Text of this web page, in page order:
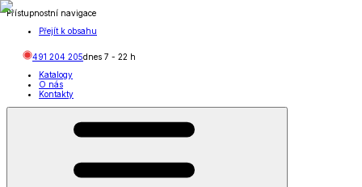
Přístupnostní navigace
Přejít k obsahu
491 204 205dnes 7 - 22 h
Katalogy
O nás
Kontakty